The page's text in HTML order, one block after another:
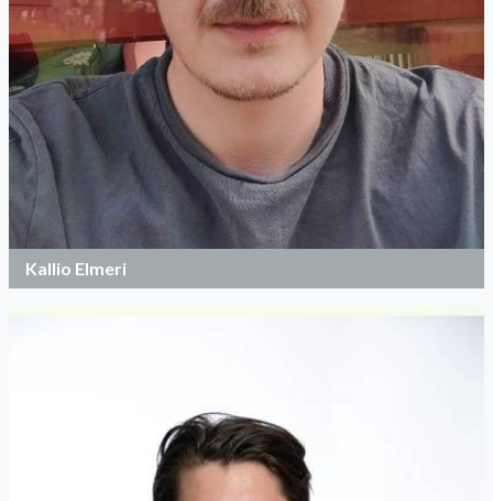
Kallio Elmeri